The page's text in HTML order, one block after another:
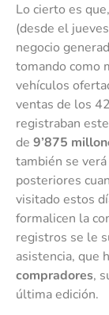
Lo cierto es
(desde el
negocio
tomando como
vehículos
ventas de los
registraban
de 9’875
también se
posteriores
visitado estos
formalicen la
registros se le
asistencia, que
compradores,
última edición.